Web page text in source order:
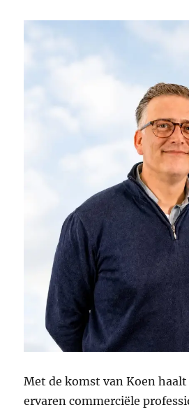
Met de komst van Koen
ervaren commerciële